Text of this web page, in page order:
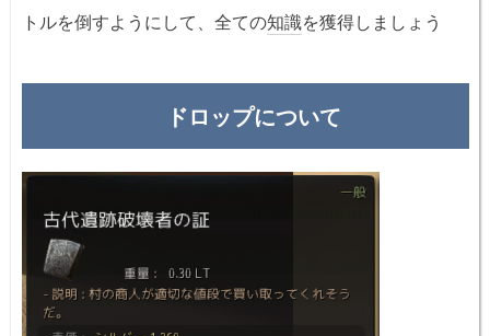
トルを倒すようにして、全ての知識を獲得しましょう
ドロップについて